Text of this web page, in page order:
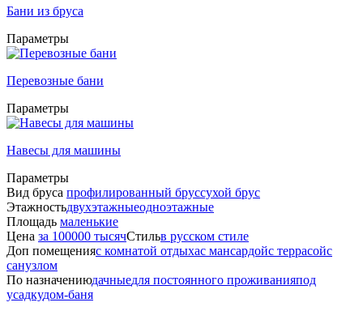
Бани из бруса
Параметры
Перевозные бани
Параметры
Навесы для машины
Параметры
Вид бруса профилированный бруссухой брус
Этажностьдвухэтажныеодноэтажные
Площадь маленькие
Цена за 100000 тысячСтильв русском стиле
Доп помещенияс комнатой отдыхас мансардойс террасойс
санузлом
По назначениюдачныедля постоянного проживанияпод
усадкудом-баня